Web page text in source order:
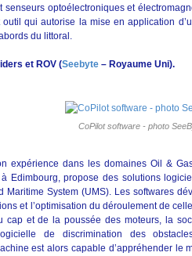
senseurs optoélectroniques et
outil qui autorise la mise en application
du littoral.
et ROV (Seebyte – Royaume Uni).
CoPilot software - photo
expérience dans les domaines Oil &
Edimbourg, propose des solutions
Maritime System (UMS). Les softwares
et l’optimisation du déroulement de
cap et de la poussée des moteurs, la
de discrimination des
est alors capable d’appréhender le